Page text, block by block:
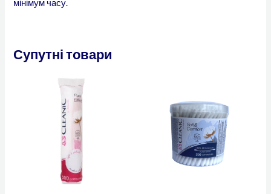
мінімум часу.
Супутні товари